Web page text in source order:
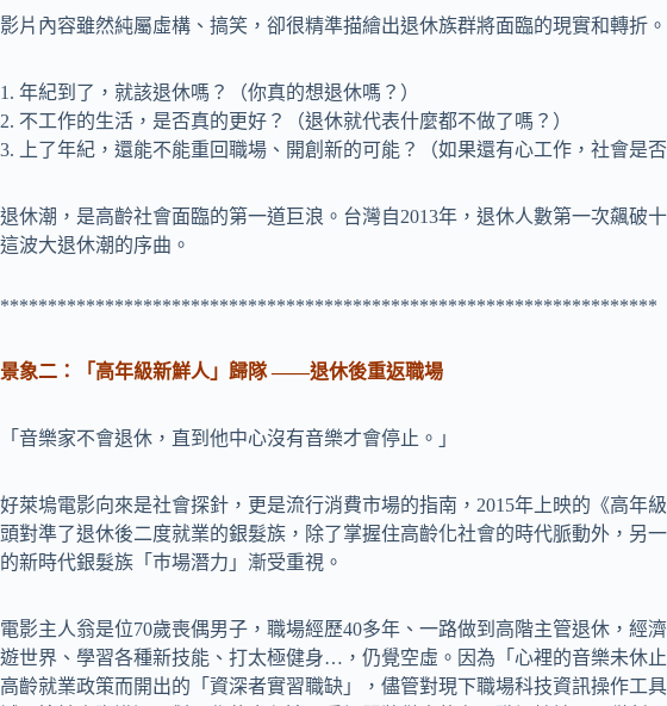
影片內容雖然純屬虛構、搞笑，卻很精準描繪出退休族群將面臨的現實和轉折。
1. 年紀到了，就該退休嗎？（你真的想退休嗎？）
2. 不工作的生活，是否真的更好？（退休就代表什麼都不做了嗎？）
3. 上了年紀，還能不能重回職場、開創新的可能？（如果還有心工作，社會是否
退休潮，是高齡社會面臨的第一道巨浪。台灣自2013年，退休人數第一次飆破
這波大退休潮的序曲。
*********************************************************************
景象二：「高年級新鮮人」歸隊 ——退休後重返職場
「音樂家不會退休，直到他中心沒有音樂才會停止。」
好萊塢電影向來是社會探針，更是流行消費市場的指南，2015年上映的《高年
頭對準了退休後二度就業的銀髮族，除了掌握住高齡化社會的時代脈動外，另
的新時代銀髮族「巿場潛力」漸受重視。
電影主人翁是位70歲喪偶男子，職場經歷40多年、一路做到高階主管退休，經
遊世界、學習各種新技能、打太極健身…，仍覺空虛。因為「心裡的音樂未休
高齡就業政策而開出的「資深者實習職缺」，儘管對現下職場科技資訊操作工